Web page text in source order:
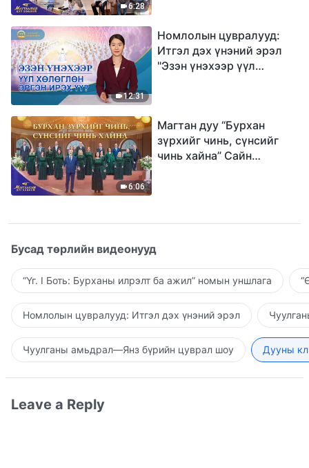
6:28
12:31
Номлолын цувралууд:
Итгэл дэх үнэний эрэл
"Эзэн үнэхээр үүл
6:06
Магтан дуу “Бурхан
зүрхийг чинь, сүнсийг
чинь хайна” Сайн
Бусад төрлийн видеонууд
“Үг. I Боть: Бурханы илрэлт ба ажил” номын уншлага
Номлолын цувралууд: Итгэл дэх үнэний эрэл
Чуулганы амьдрал—Янз бүрийн цуврал шоу Дууны
Leave a Reply